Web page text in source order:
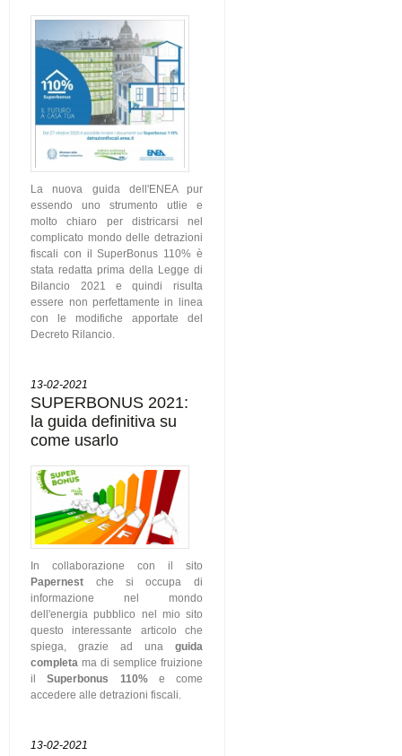
La nuova guida dell'ENEA pur
essendo uno strumento utlie e
molto chiaro per districarsi nel
complicato mondo delle detrazioni
fiscali con il SuperBonus 110% è
stata redatta prima della Legge di
Bilancio 2021 e quindi risulta
essere non perfettamente in linea
con le modifiche apportate del
Decreto Rilancio.
13-02-2021
SUPERBONUS 2021:
la guida definitiva su
come usarlo
In collaborazione con il sito
Papernest che si occupa di
informazione nel mondo
dell'energia pubblico nel mio sito
questo interessante articolo che
spiega, grazie ad una guida
completa ma di semplice fruizione
ilSuperbonus 110%e come
accedere alle detrazioni fiscali.
13-02-2021